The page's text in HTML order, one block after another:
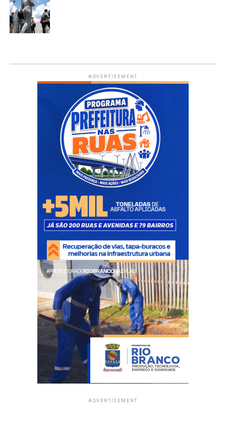
ADVERTISEMENT
ADVERTISEMENT